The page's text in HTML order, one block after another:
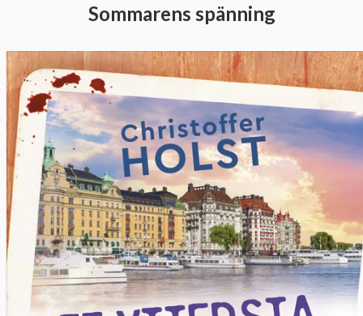
Sommarens spänning